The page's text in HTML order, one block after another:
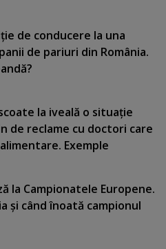
de conducere la una
de pariuri din România.
la iveală o situaţie
de reclame cu doctori care
Exemple
la Campionatele Europene.
şi când înoată campionul